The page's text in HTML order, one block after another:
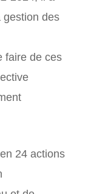
gestion des
faire de ces
24 actions